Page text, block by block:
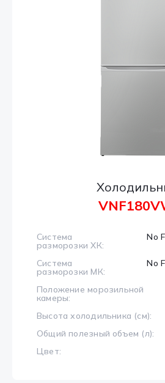
Система
разморозки ХК:
No
Система
разморозки МК:
No
Положение морозильной
камеры:
Высота холодильника (см):
Общий полезный объем (л):
Цвет: